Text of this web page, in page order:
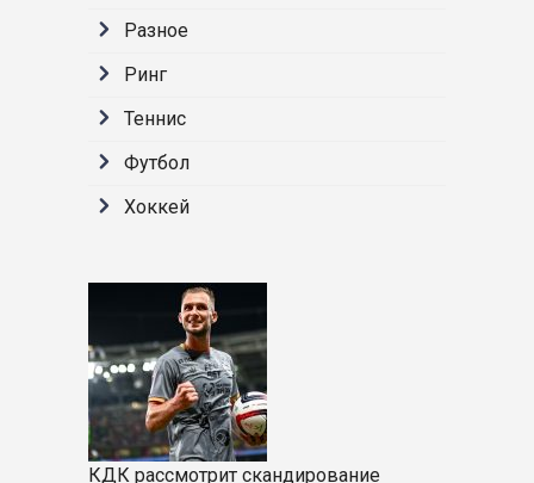
Разное
Ринг
Теннис
Футбол
Хоккей
КДК рассмотрит скандирование